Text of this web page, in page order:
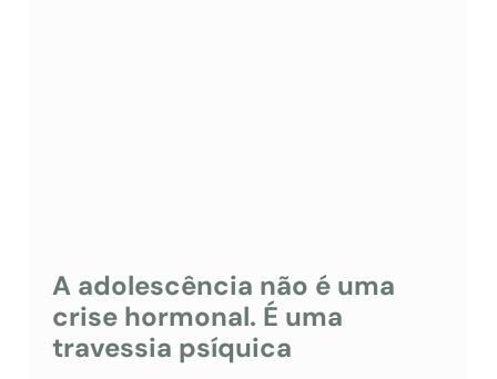
A adolescência não é uma
crise hormonal. É uma
travessia psíquica